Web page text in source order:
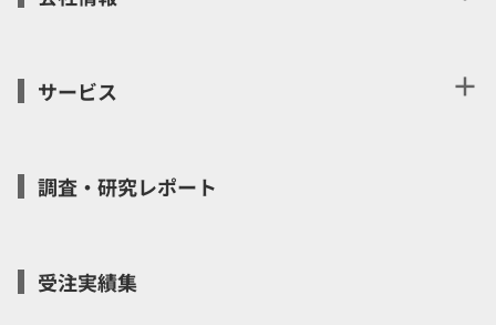
サービス ＋
調査・研究レポート
受注実績集